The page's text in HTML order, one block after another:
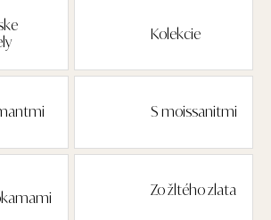
Kolekcie
S moissanitmi
Zo žltého zlata